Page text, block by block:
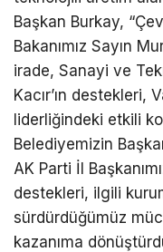
Başkan Burkay,
Bakanımız Sayın
irade, Sanayi ve
Kacır’ın destekleri,
liderliğindeki etkili
Belediyemizin
AK Parti İl
destekleri, ilgili
sürdürdüğümüz
kazanıma